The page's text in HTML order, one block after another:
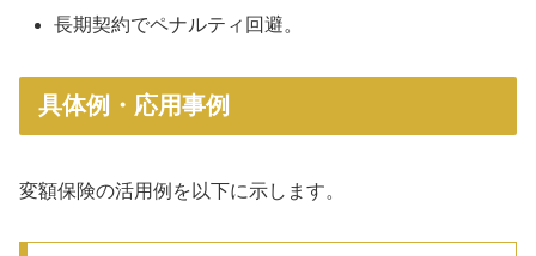
長期契約でペナルティ回避。
具体例・応用事例
変額保険の活用例を以下に示します。